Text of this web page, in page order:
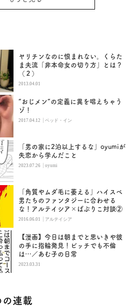
ヤリチンなのに恨まれない。くらた
ま夫流「非本命女の切り方」とは？
（２）
2013.04.01
“おじメン”の定義に異を唱えちゃう
ゾ！
2017.04.12 |ベッド・イン
「男の家に2泊以上するな」oyumiが
失恋から学んだこと
2023.07.26 |oyumi
「角質やムダ毛に萎える」ハイスペ
男たちのファンタジーに合わせる
な！アルテイシア×ぱぷりこ対談②
2016.06.01 | アルテイシア
【漫画】今日は朝までと思いきや彼
の手に指輪発見！ビッチでも不倫
は…／あむ子の日常
2023.03.31
の連載